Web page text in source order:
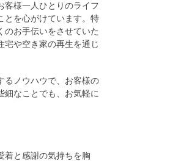
客様一人ひとりのライフ
とを心がけています。特
のお手伝いをさせていた
宅や空き家の再生を通じ
るノウハウで、お客様の
細なことでも、お気軽に
着と感謝の気持ちを胸